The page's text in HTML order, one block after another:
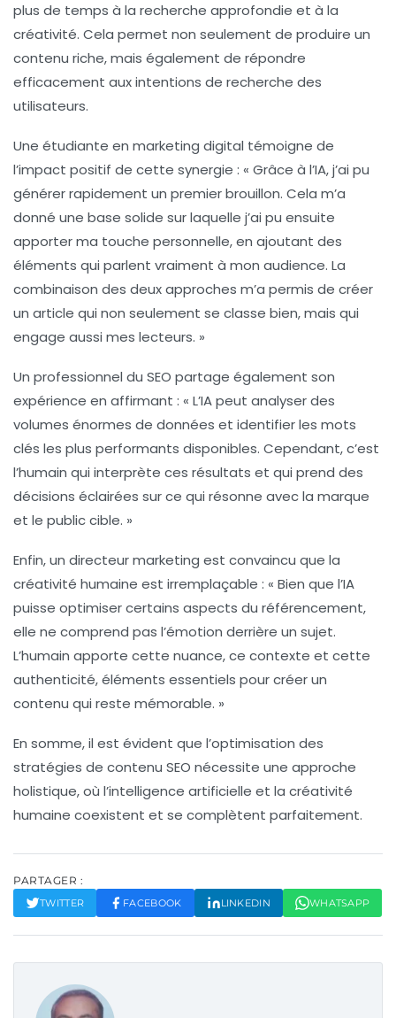
plus de temps à la recherche approfondie et à la
créativité. Cela permet non seulement de produire un
contenu riche, mais également de répondre
efficacement auxintentions de recherche des
utilisateurs.
Une étudiante en marketing digital témoigne de
l’impact positif de cette synergie : « Grâce à l’IA, j’ai pu
générer rapidement un premier brouillon. Cela m’a
donné une base solide sur laquelle j’ai pu ensuite
apporter ma touche personnelle, en ajoutant des
éléments qui parlent vraiment à mon audience. La
combinaison des deux approches m’a permis de créer
un article qui non seulement se classe bien, mais qui
engage aussi mes lecteurs. »
Un professionnel du SEO partage également son
expérience en affirmant : « L’IA peut analyser des
volumes énormes de données et identifier les mots
clés les plus performants disponibles. Cependant, c’est
l’humain qui interprète ces résultats et qui prend des
décisions éclairées sur ce qui résonne avec la marque
et le public cible. »
Enfin, un directeur marketing est convaincu que la
créativité humaine est irremplaçable : « Bien que l’IA
puisse optimiser certains aspects du référencement,
elle ne comprend pas l’émotion derrière un sujet.
L’humain apporte cette nuance, ce contexte et cette
authenticité, éléments essentiels pour créer un
contenu qui reste mémorable. »
En somme, il est évident que l’optimisation des
stratégies de contenu SEO nécessite une approche
holistique, où l’intelligence artificielle et la créativité
humaine coexistent et se complètent parfaitement.
PARTAGER :
TWITTER FACEBOOK LINKEDIN WHATSAPP